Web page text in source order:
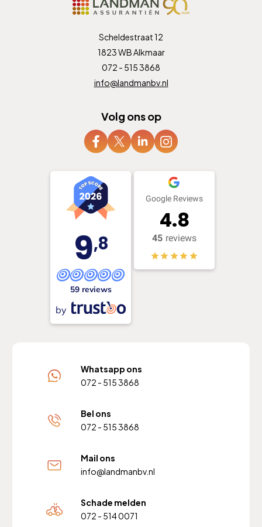
Scheldestraat 12
1823 WB Alkmaar
072 - 515 3868
info@landmanbv.nl
Volg ons op
9,8
59 reviews
by
Google Reviews
4.8
45 reviews
Whatsapp ons
072 - 515 3868
Bel ons
072 - 515 3868
Mail ons
info@landmanbv.nl
Schade melden
072 - 514 0071